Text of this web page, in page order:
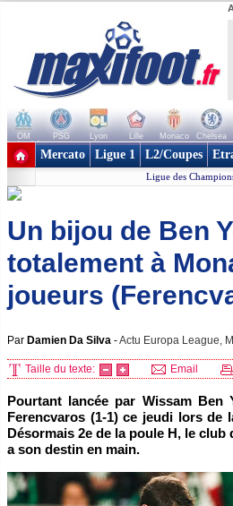
OM PSG Lyon Lille Monaco Chelsea
+ de clubs
Mercato Ligue 1 L2/Coupes
Ligue des
Un bijou de Ben
totalement à
joueurs
Par Damien Da Silva -Actu Europa League,
Taille du texte: Email
Pourtant lancée par Wissam
Ferencvaros (1-1) ce jeudi lors de
Désormais 2e de la poule H, le
a son destin en main.